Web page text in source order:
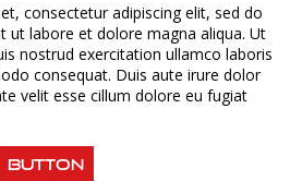
consectetur adipiscing elit, sed do
ut labore et dolore magna aliqua. Ut
nostrud exercitation ullamco laboris
consequat. Duis aute irure dolor
velit esse cillum dolore eu fugiat
Button